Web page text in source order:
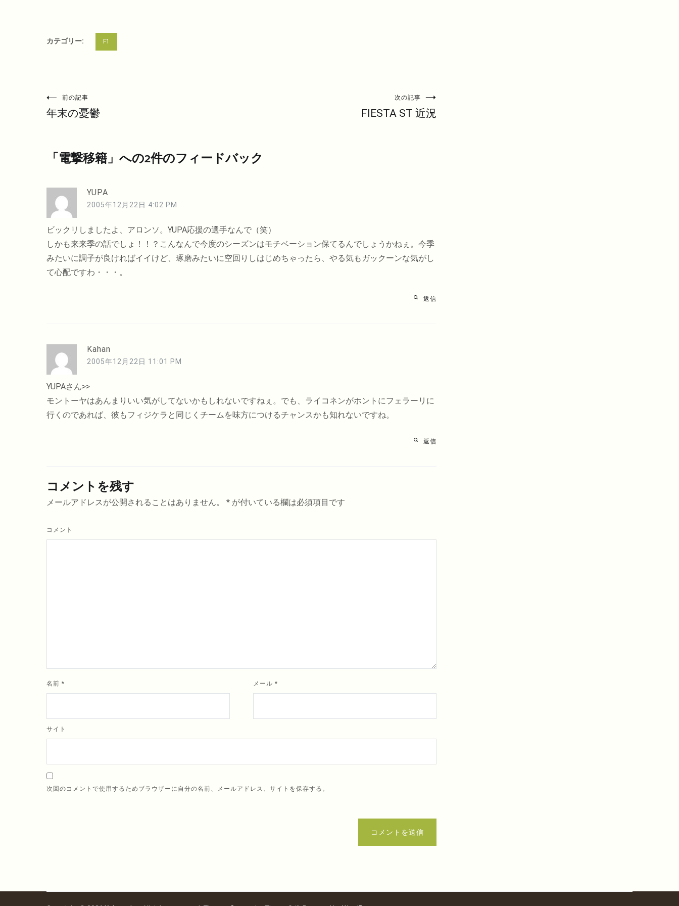
カテゴリー: F1
投
稿
ビ
ー
シ
ョ
ン
前の記事
年末の憂鬱
次の記事
FIESTA ST 近況
「電撃移籍」への2件のフィードバック
YUPA
2005年12月22日 4:02 PM
ビックリしましたよ、アロンソ。YUPA応援の選手なんで（笑）
しかも来来季の話でしょ！！？こんなんで今度のシーズンはモチベーション保てるんでしょうかねぇ。今季
みたいに調子が良ければイイけど、琢磨みたいに空回りしはじめちゃったら、やる気もガックーンな気がし
て心配ですわ・・・。
返信
Kahan
2005年12月22日 11:01 PM
YUPAさん>>
モントーヤはあんまりいい気がしてないかもしれないですねぇ。でも、ライコネンがホントにフェラーリに
行くのであれば、彼もフィジケラと同じくチームを味方につけるチャンスかも知れないですね。
返信
コメントを残す
メールアドレスが公開されることはありません。 * が付いている欄は必須項目です
コメント
名前 * メール*
サイト
次回のコメントで使用するためブラウザーに自分の名前、メールアドレス、サイトを保存する。
コメントを送信